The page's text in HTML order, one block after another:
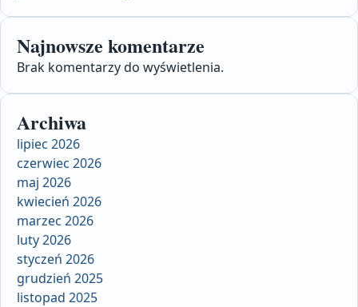
Najnowsze komentarze
Brak komentarzy do wyświetlenia.
Archiwa
lipiec 2026
czerwiec 2026
maj 2026
kwiecień 2026
marzec 2026
luty 2026
styczeń 2026
grudzień 2025
listopad 2025